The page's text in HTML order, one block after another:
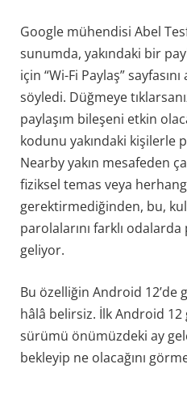
Google mühendisi Abel
sunumda, yakındaki bir
için “Wi-Fi Paylaş” sayfasını
söyledi. Düğmeye
paylaşım bileşeni etkin
kodunu yakındaki kişilerle
Nearby yakın mesafeden
fiziksel temas veya
gerektirmediğinden, bu,
parolalarını farklı
geliyor.
Bu özelliğin Android
hâlâ belirsiz. İlk Android
sürümü önümüzdeki ay
bekleyip ne olacağını